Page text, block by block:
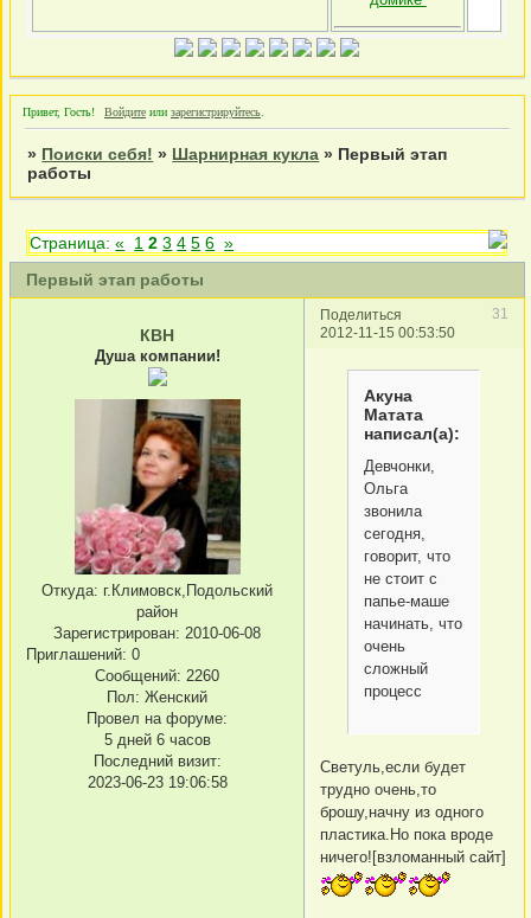
Привет, Гость! Войдите или зарегистрируйтесь
» Поиски себя! » Шарнирная кукла » Первый этап
работы
Первый этап работы
Страница:« 1 2 3 4 5 6 »
Поделиться
31
2012-11-15 00:53:50
КВН
Душа компании!
Откуда: г.Климовск,Подольский
район
Зарегистрирован: 2010-06-08
Приглашений: 0
Сообщений: 2260
Пол: Женский
Провел на форуме:
5 дней 6 часов
Последний визит:
2023-06-23 19:06:58
Акуна
Матата
написал(а):
Девчонки,
Ольга
звонила
сегодня,
говорит, что
не стоит с
папье-маше
начинать, что
очень
сложный
процесс
Светуль,если будет
трудно очень,то
брошу,начну из одного
пластика.Но пока вроде
ничего![взломанный сайт]